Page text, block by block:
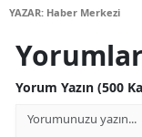
YAZAR: Haber Merkezi
Yorumlar
Yorum Yazın (500